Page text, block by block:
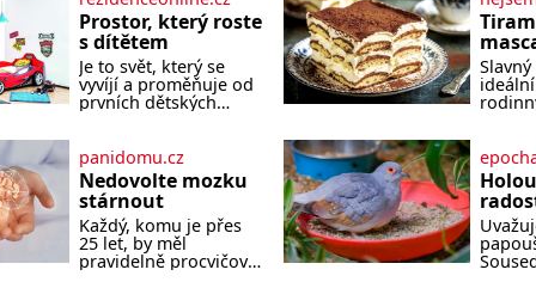
se vdávala, když mi
bylo dvacet. Oba jsme
byli mladí a byl to tak
říkajíc sňatek z
rozumu. Rodiče nás
dali dohromady, Toník
nám oběma moc
nesvědčilo, brzy jsme
zjistili, že
písek
má
Prostor, který roste
s dítětem
Je to svět, který se
vyvíjí a proměňuje od
prvních dětských
navržený pokoj
podporuje bezpečí,
kreativitu, soustředění
i odpočinek a reaguje
na každou etapu
života a specifické
potřeby dítěte. Pro
Slavný
ideální
může
osoby: 250
80 g
panidomu.cz
Nedovolte mozku
stárnout
Každý, komu je přes
25 let, by měl
pravidelně procvičovat